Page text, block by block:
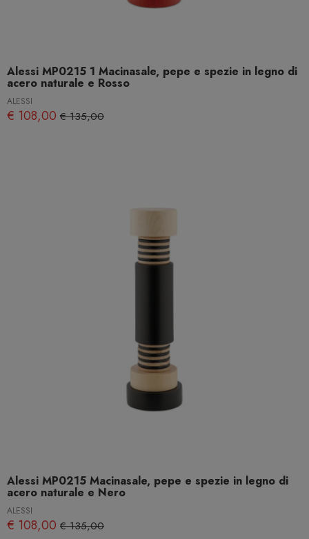
Alessi MP0215 1 Macinasale, pepe e spezie in legno di
acero naturale e Rosso
ALESSI
€ 108,00 € 135,00
Alessi MP0215 Macinasale, pepe e spezie in legno di
acero naturale e Nero
ALESSI
€ 108,00 € 135,00